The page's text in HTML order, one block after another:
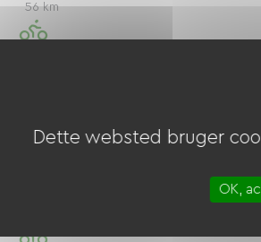
56 km
Dette websted bruger
OK,